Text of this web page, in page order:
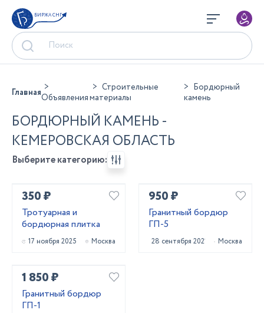
БИРЖА СНГ
ГлавнаяОбъявления
Строительные
материалы
Бордюрный
камень
БОРДЮРНЫЙ КАМЕНЬ -
КЕМЕРОВСКАЯ ОБЛАСТЬ
Выберите категорию:
350 ₽
Тротуарная и
бордюрная плитка
17 ноября 2025 Москва
950 ₽
Гранитный бордюр
ГП-5
28 сентября 2021 Москва
1 850 ₽
Гранитный бордюр
ГП-1